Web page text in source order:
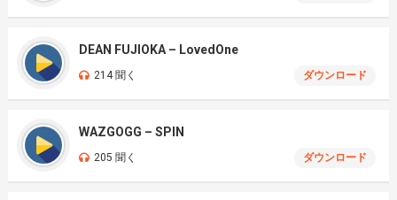
DEAN FUJIOKA – LovedOne
214 聞く ダウンロード
WAZGOGG – SPIN
205 聞く ダウンロード